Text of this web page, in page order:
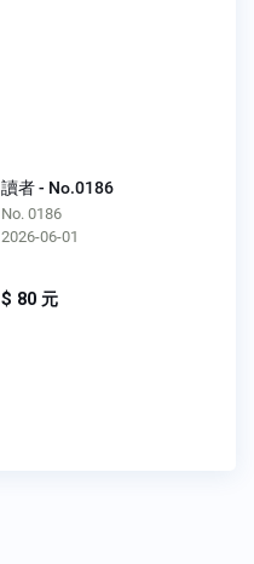
讀者 - No.0186
No. 0186
2026-06-01
$ 80 元